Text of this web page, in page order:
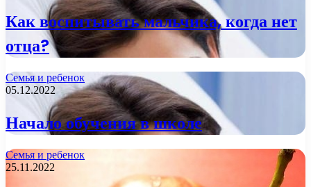
Как воспитывать мальчика, когда нет
отца?
Семья и ребенок
05.12.2022
Начало обучения в школе
Семья и ребенок
25.11.2022